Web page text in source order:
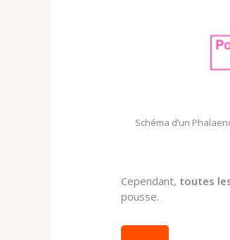
Schéma d’un
Cependant, toutes
pousse.